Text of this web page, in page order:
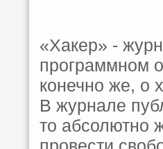
«Хакер» -
программном
конечно же, о
В журнале
то абсолютно